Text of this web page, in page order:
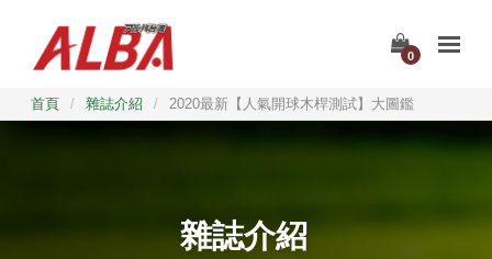
0
首頁 / 雜誌介紹 / 2020最新【人氣開球木桿測試】大圖鑑
雜誌介紹